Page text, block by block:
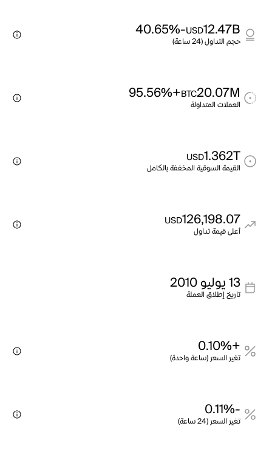
12.47B
USD
-40.65%
حجم التداول (24 ساعة)
20.07M
BTC
+95.56%
العملات المتداولة
1.362T
USD
القيمة السوقية المخففة بالكامل
126,198.07
USD
أعلى قيمة تداول
13 يوليو 2010
تاريخ إطلاق العملة
+0.10%
تغير السعر (ساعة واحدة)
-0.11%
تغير السعر (24 ساعة)